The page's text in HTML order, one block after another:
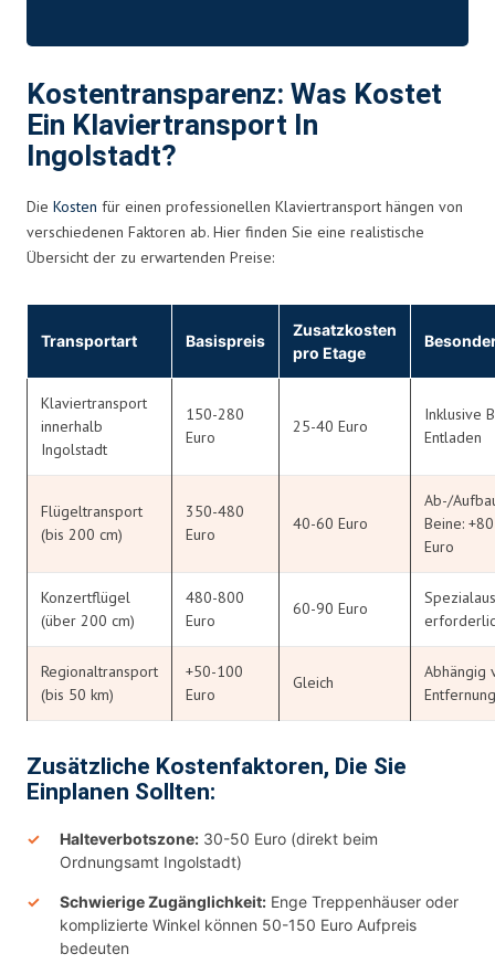
Kostentransparenz: Was Kostet
Ein Klaviertransport In
Ingolstadt?
Die Kosten für einen professionellen Klaviertransport hängen von
verschiedenen Faktoren ab. Hier finden Sie eine realistische
Übersicht der zu erwartenden Preise:
Transportart Basispreis
Zusatzkosten
pro Etage
Klaviertransport
innerhalb
Ingolstadt
150-280
Euro
25-40 Euro
Inklusive
Entladen
Flügeltransport
(bis 200 cm)
350-480
Euro
40-60 Euro
Ab-/
Beine:
Euro
Konzertflügel
(über 200 cm)
480-800
Euro
60-90 Euro
Regionaltransport
(bis 50 km)
+50-100
Euro
Gleich
Abhängig
Entfernung
Zusätzliche Kostenfaktoren, Die Sie
Einplanen Sollten:
Halteverbotszone: 30-50 Euro (direkt beim
Ordnungsamt Ingolstadt)
Schwierige Zugänglichkeit: Enge Treppenhäuser oder
komplizierte Winkel können 50-150 Euro Aufpreis
bedeuten